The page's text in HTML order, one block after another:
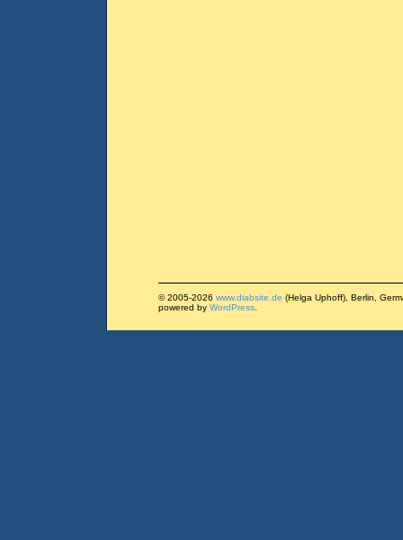
© 2005-2026 www.diabsite.de (Helga Uphoff), Berlin,
powered by WordPress.